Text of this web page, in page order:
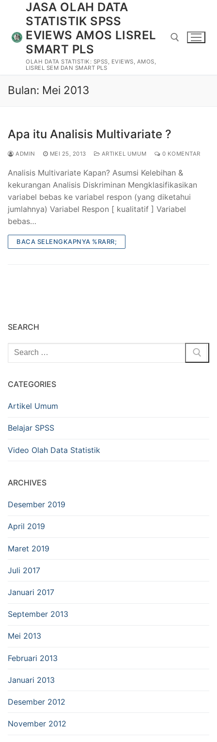
konten
JASA OLAH DATA
STATISTIK SPSS
EVIEWS AMOS LISREL
SMART PLS
OLAH DATA STATISTIK: SPSS, EVIEWS, AMOS,
LISREL SEM DAN SMART PLS
Cari:
Beranda
Tentang Kami
Belajar SPSS
Bulan: Mei 2013
Apa itu Analisis Multivariate ?
ADMIN MEI 25, 2013 ARTIKEL UMUM 0 KOMENTAR
Analisis Multivariate Kapan? Asumsi Kelebihan &
kekurangan Analisis Diskriminan Mengklasifikasikan
variabel bebas ke variabel respon (yang diketahui
jumlahnya) Variabel Respon [ kualitatif ] Variabel
bebas…
BACA SELENGKAPNYA %RARR;
SEARCH
Cari:
CATEGORIES
Artikel Umum
Belajar SPSS
Video Olah Data Statistik
ARCHIVES
Desember 2019
April 2019
Maret 2019
Juli 2017
Januari 2017
September 2013
Mei 2013
Februari 2013
Januari 2013
Desember 2012
November 2012